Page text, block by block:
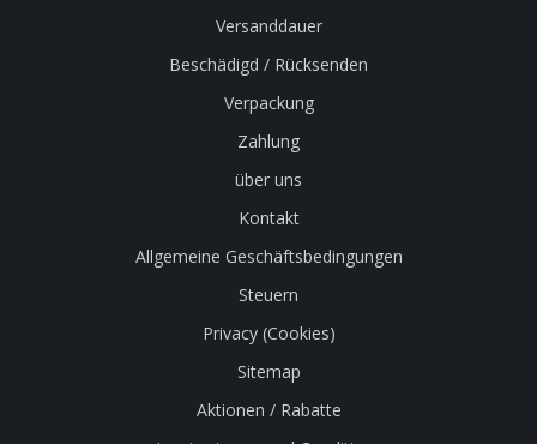
Versanddauer
Beschädigd / Rücksenden
Verpackung
Zahlung
über uns
Kontakt
Allgemeine Geschäftsbedingungen
Steuern
Privacy (Cookies)
Sitemap
Aktionen / Rabatte